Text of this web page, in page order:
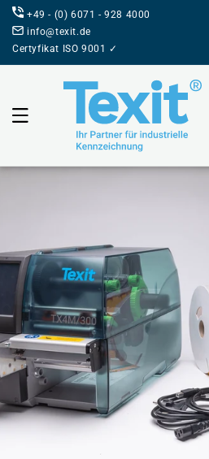
BEZPOŚREDNIO
DO TREŚCI
+49 - (0) 6071 - 928 4000
info@texit.de
Certyfikat ISO 9001 ✓